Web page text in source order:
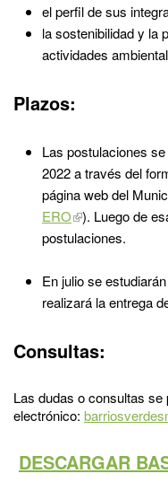
el perfil de sus
la sostenibilidad y la
actividades
Plazos:
Las postulaciones
2022 a través del
página web del
ERO
). Luego de
postulaciones.
En julio se
realizará la entrega
Consultas:
Las dudas o consultas
electrónico:
DESCARGAR